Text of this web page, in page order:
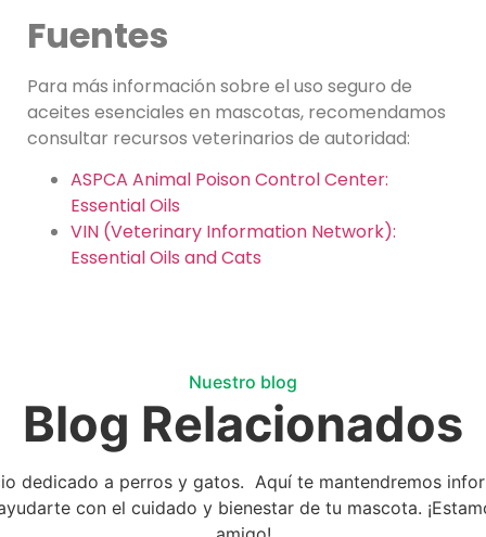
Fuentes
Para más información sobre el uso seguro de
aceites esenciales en mascotas, recomendamos
consultar recursos veterinarios de autoridad:
ASPCA Animal Poison Control Center:
Essential Oils
VIN (Veterinary Information Network):
Essential Oils and Cats
Nuestro blog
Blog Relacionados
dedicado a perros y gatos. Aquí te mantendremos
con el cuidado y bienestar de tu mascota.